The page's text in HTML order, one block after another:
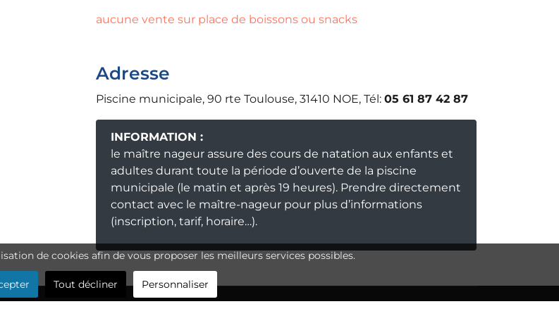
aucune vente sur place de boissons ou snacks
Adresse
Piscine municipale, 90 rte Toulouse, 31410 NOE, Tél: 05 61 87 42 87
INFORMATION :
le maître nageur assure des cours de natation aux enfants et
adultes durant toute la période d’ouverte de la piscine
municipale (le matin et après 19 heures). Prendre directement
contact avec le maître-nageur pour plus d’informations
(inscription, tarif, horaire…).
de cookies afin de vous proposer les meilleurs services possibles.
Tout décliner Personnaliser